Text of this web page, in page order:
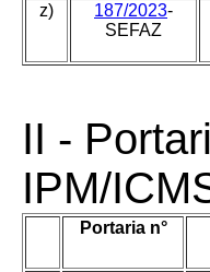
z)
187/2023-
SEFAZ
II -
IPM/
Portaria n°